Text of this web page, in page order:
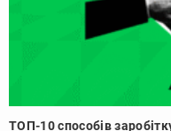
ТОП-10 способів